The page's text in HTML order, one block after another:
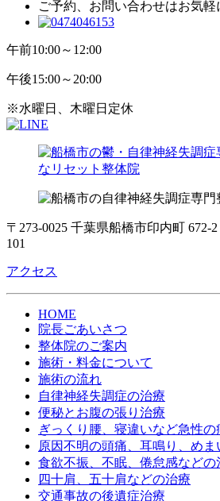
ご予約、お問い合わせはお気軽
午前10:00～12:00
午後15:00～20:00
※水曜日、木曜日定休
〒273-0025 千葉県船橋市印内町 672-
101
アクセス
HOME
院長ごあいさつ
整体院のご案内
施術・料金について
施術の流れ
自律神経失調症の治療
便秘とお腹の張り治療
ぎっくり腰、寝違いなど急性の
原因不明の頭痛、耳鳴り、めま
食欲不振、不眠、倦怠感などの
四十肩、五十肩などの治療
交通事故の後遺症治療